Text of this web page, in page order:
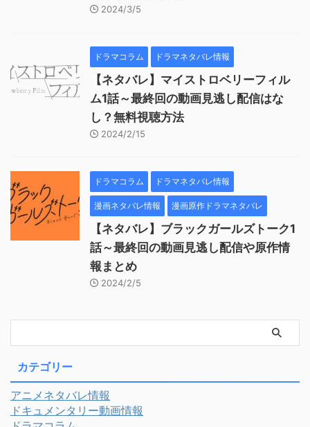
2024/3/5
ドラマコラム ドラマネタバレ情報
【ネタバレ】マイストロベリーフィル
ム1話～最終回の動画見逃し配信はな
し？無料視聴方法
2024/2/15
ドラマコラム ドラマネタバレ情報
漫画ネタバレ情報 漫画原作ドラマネタバレ
【ネタバレ】ブラックガールズトーク1
話～最終回の動画見逃し配信や原作情
報まとめ
2024/2/5
カテゴリー
アニメネタバレ情報
ドキュメンタリー動画情報